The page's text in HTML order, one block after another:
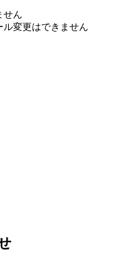
せん
ル変更はできません